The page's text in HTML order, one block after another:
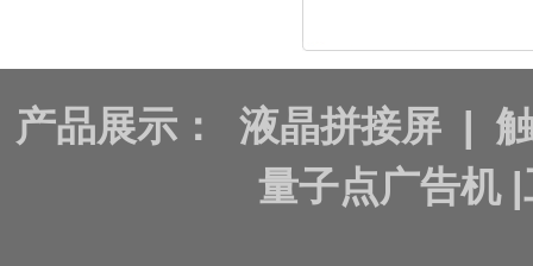
产品展示： 液晶拼接屏 |
量子点广告机|